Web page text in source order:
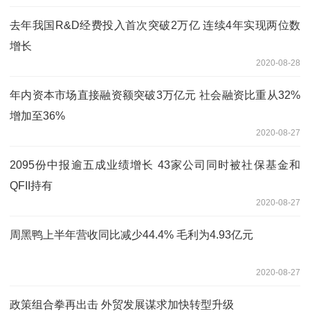
去年我国R&D经费投入首次突破2万亿 连续4年实现两位数
增长
2020-08-28
年内资本市场直接融资额突破3万亿元 社会融资比重从32%
增加至36%
2020-08-27
2095份中报逾五成业绩增长 43家公司同时被社保基金和
QFII持有
2020-08-27
周黑鸭上半年营收同比减少44.4% 毛利为4.93亿元
2020-08-27
政策组合拳再出击 外贸发展谋求加快转型升级